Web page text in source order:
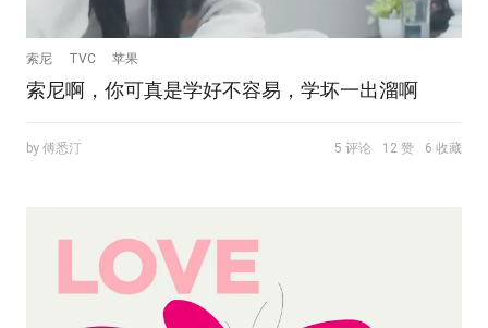
索尼 TVC 苹果
索尼啊，你可真是学好不容易，学坏一出溜啊
by 傅悉汀 5 评论 12 赞 6 收藏